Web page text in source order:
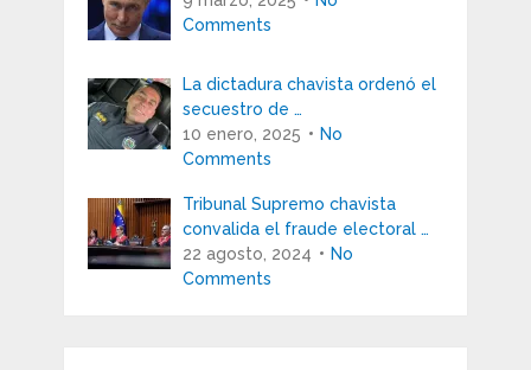
Comments
La dictadura chavista ordenó el
secuestro de …
10 enero, 2025
No
Comments
Tribunal Supremo chavista
convalida el fraude electoral …
22 agosto, 2024
No
Comments